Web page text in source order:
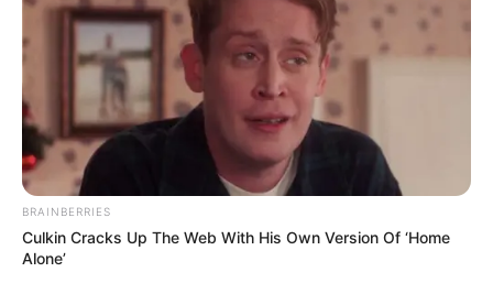
BRAINBERRIES
Culkin Cracks Up The Web With His Own Version Of ‘Home
Alone’